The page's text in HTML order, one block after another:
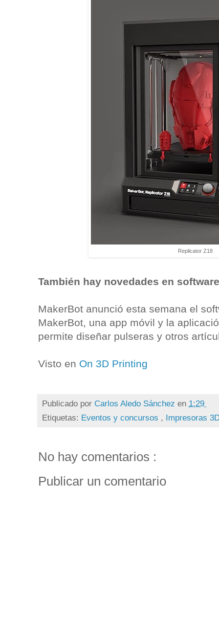
Replicator Z18
También hay novedades en software
MakerBot anunció esta semana el
MakerBot, una app móvil y la
permite diseñar pulseras y otros
Visto en On 3D Printing
Publicado por Carlos Aledo Sánchez en 1:29
Etiquetas: Eventos y concursos , Impresoras
No hay comentarios :
Publicar un comentario